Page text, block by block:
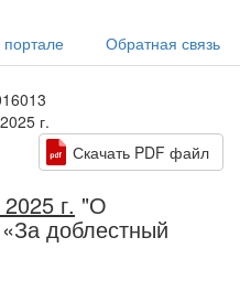
Обратная связь
г.
Скачать PDF файл
г. "О
доблестный